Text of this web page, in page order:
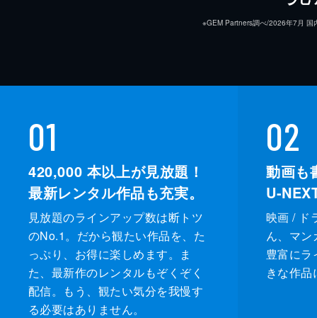
※GEM Partners調べ/2026年7⽉ 国
01
420,000 本以上が見放題！
最新レンタル作品も充実。
見放題のラインアップ数は断トツ
のNo.1。だから観たい作品を、た
っぷり、お得に楽しめます。ま
た、最新作のレンタルもぞくぞく
配信。もう、観たい気分を我慢す
る必要はありません。
02
動画も
U-
映画 / ド
ん、マン
豊富にラ
きな作